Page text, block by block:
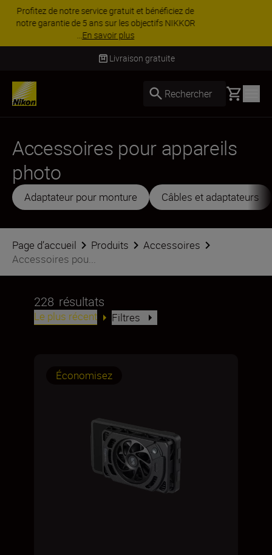
PROMOTION ACCESSOIRES | Équipez-vous
davantage et économisez 15 % sur une sélection
d’accessoires.Acheter maintenant
Livraison sous 2 à 3 jours ouvrés
Rechercher Basket
Accessoires pour appareils
photo
Adaptateur pour monture Câbles et adaptateurs
Page d’accueil Produits
Accessoires
Accessoires pou...
228 résultats
Le plus récent Filtres
Économisez